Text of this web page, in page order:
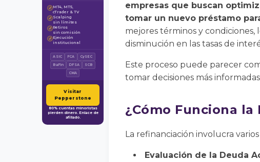
✓ MT4, MT5,
cTrader & TV
✓ Scalping
sin límites
✓ Retiros
sin comisión
✓ Ejecución
institucional
ASIC FCA
CySEC
BaFin
DFSA
SCB
CMA
Visitar
Pepperstone
80% cuentas minoristas
pierden dinero. Enlace de
afiliado.
empresas que buscan
tomar un nuevo préstamo
mejores términos y
disminución en las tasas de
Este proceso puede parecer
tomar decisiones más
¿Cómo Funciona
La refinanciación involucra varios
Evaluación de la Deuda